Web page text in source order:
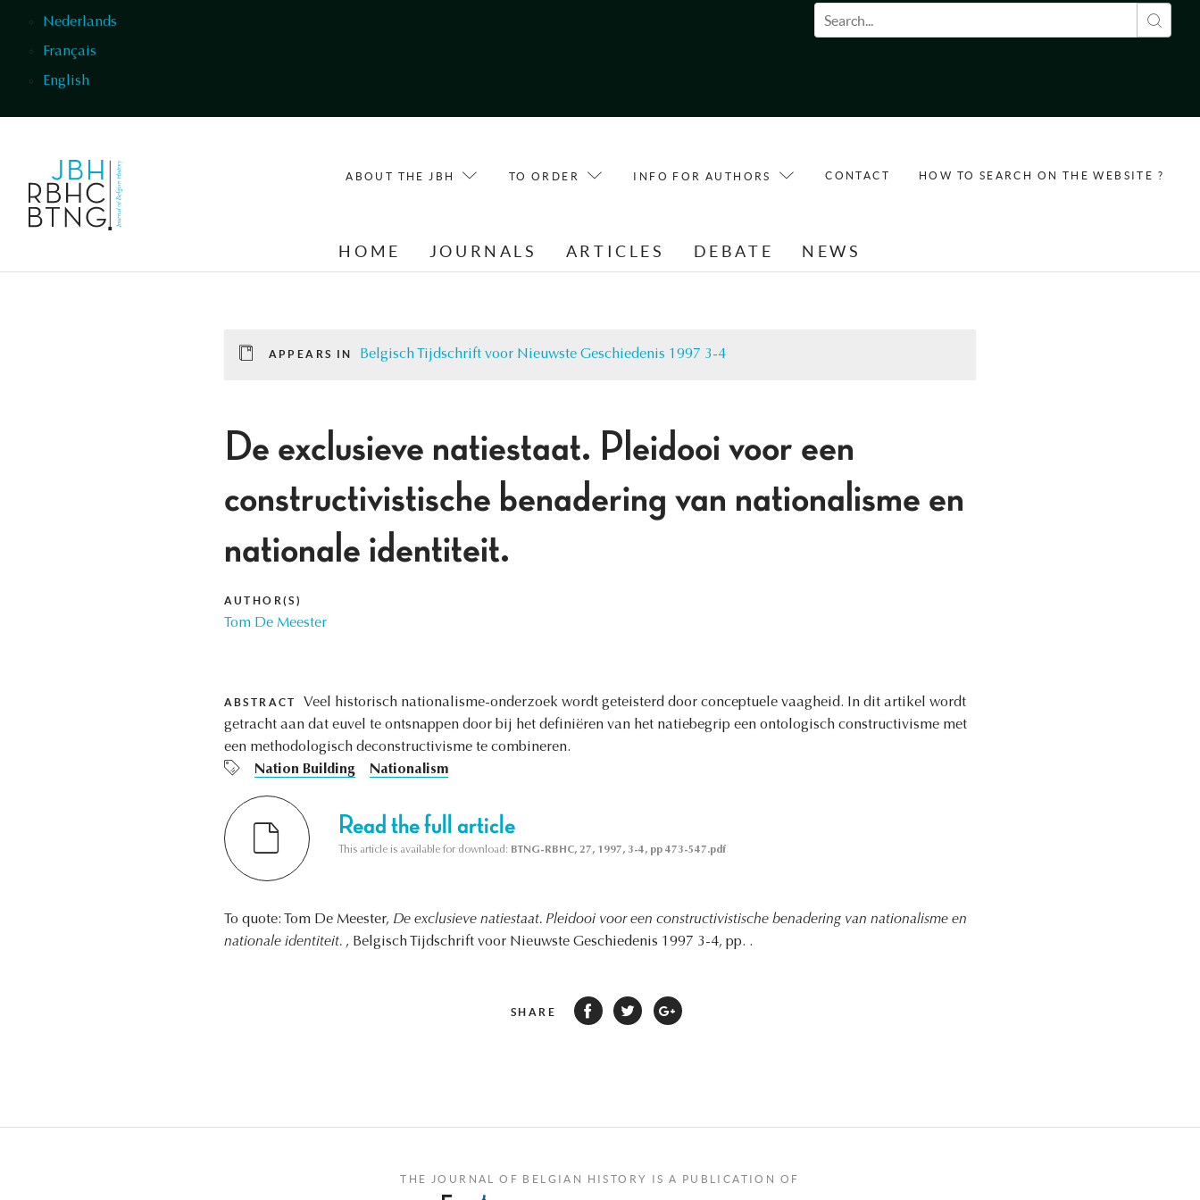
Nederlands
Français
English
Search form
ABOUT THE JBH TO ORDER INFO FOR AUTHORS CONTACT HOW TO SEARCH ON THE WEBSITE ?
HOME JOURNALS ARTICLES DEBATE NEWS
APPEARS IN Belgisch Tijdschrift voor Nieuwste Geschiedenis 1997 3-4
De exclusieve natiestaat. Pleidooi voor een
constructivistische benadering van nationalisme en
nationale identiteit.
AUTHOR(S)
Tom De Meester
ABSTRACT
Veel historisch nationalisme-onderzoek wordt geteisterd door conceptuele vaagheid. In dit artikel wordt
getracht aan dat euvel te ontsnappen door bij het definiëren van het natiebegrip een ontologisch constructivisme met
een methodologisch deconstructivisme te combineren.
Nation Building
Nationalism
Read the full article
This article is available for download: BTNG-RBHC, 27, 1997, 3-4, pp 473-547.pdf
To quote: Tom De Meester, De exclusieve natiestaat. Pleidooi voor een constructivistische benadering van nationalisme en
nationale identiteit. , Belgisch Tijdschrift voor Nieuwste Geschiedenis 1997 3-4, pp. .
SHARE
THE JOURNAL OF BELGIAN HISTORY IS A PUBLICATION OF